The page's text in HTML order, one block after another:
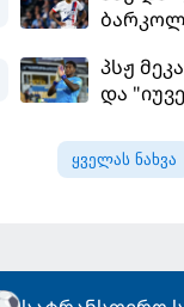
პსჟ
და
აპირებს
ყველას ნახვა